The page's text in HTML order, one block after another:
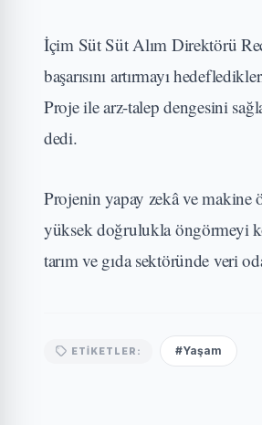
İçim Süt Süt Alım Direktörü
başarısını artırmayı
Proje ile arz-talep dengesini
dedi.
Projenin yapay zekâ ve makine
yüksek doğrulukla öngörmeyi
tarım ve gıda sektöründe veri
ETIKETLER: #Yaşam